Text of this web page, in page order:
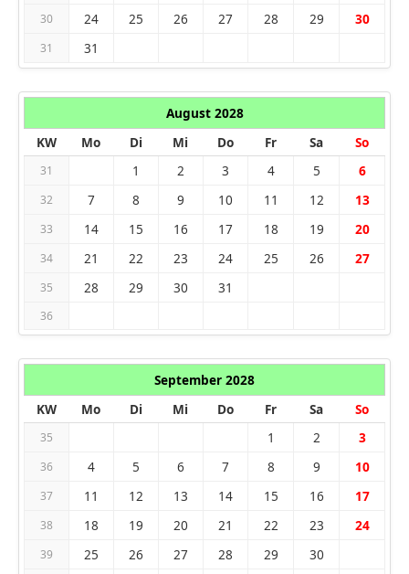
30 24 25 26 27 28 29 30
31 31
August 2028
KW
Mo Di Mi Do Fr Sa So
31 1 2 3 4 5 6
32 7 8 9 10 11 12 13
33 14 15 16 17 18 19 20
34 21 22 23 24 25 26 27
35 28 29 30 31
36
September 2028
KW
Mo Di Mi Do Fr Sa So
35 1 2 3
36 4 5 6 7 8 9 10
37 11 12 13 14 15 16 17
38 18 19 20 21 22 23 24
39 25 26 27 28 29 30